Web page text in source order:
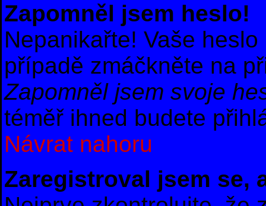
Zapomněl jsem heslo!
Nepanikařte! Vaše
případě zmáčkněte na
Zapomněl jsem svoje
téměř ihned budete
Návrat nahoru
Zaregistroval jsem se,